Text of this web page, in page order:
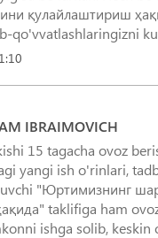
қулайлаштириш
qo'vvatlashlaringizni
IBRAIMOVICH
15 tagacha ovoz
yangi ish o'rinlari,
"Юртимизнинг
taklifiga ham
ishga solib, keskin